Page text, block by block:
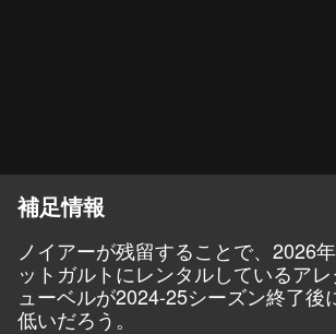
補足情報
ノイアーが残留することで、2026
ットガルトにレンタルしているア
ューベルが2024-25シーズン終了後
低いだろう。